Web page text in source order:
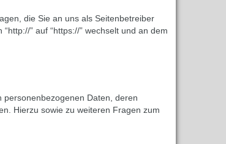
die Sie an uns als Seitenbetreiber
” auf “https://” wechselt und an dem
Daten, deren
Hierzu sowie zu weiteren Fragen zum